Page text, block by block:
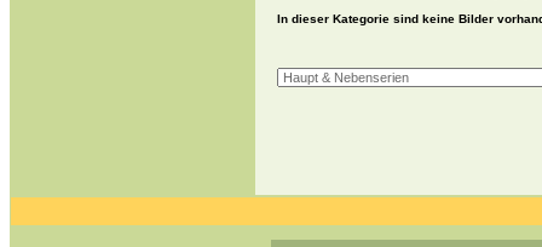
In dieser Kategorie sind keine Bilder